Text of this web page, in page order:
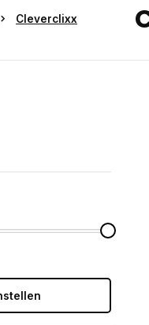
Cleverclixx